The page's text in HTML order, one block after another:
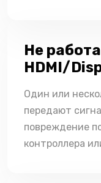
Не
HDMI/
Один или
передают
повреждение
контроллера